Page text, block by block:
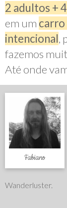
2 adultos +
em um
intencional,
fazemos
Até onde
Fabiano
Wanderluster.